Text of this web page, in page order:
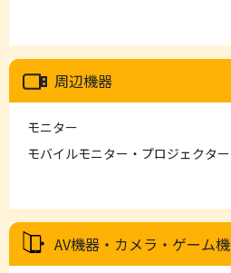
周辺機器
モニター
モバイルモニター・プロジェクター
AV機器・カメラ・ゲーム機